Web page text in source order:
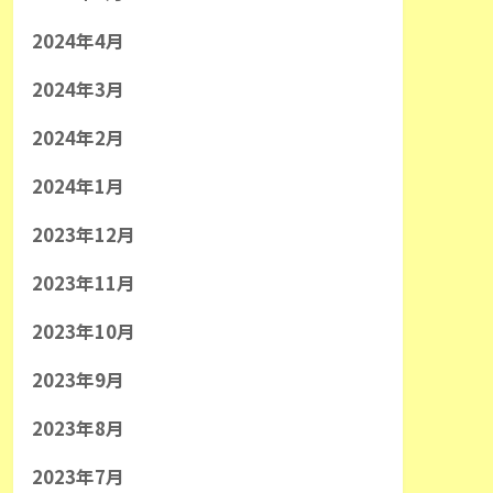
2024年4月
2024年3月
2024年2月
2024年1月
2023年12月
2023年11月
2023年10月
2023年9月
2023年8月
2023年7月